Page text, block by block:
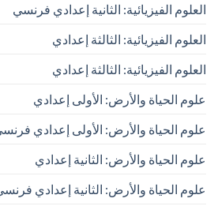
العلوم الفيزيائية: الثانية إعدادي فرنسي
العلوم الفيزيائية: الثالثة إعدادي
العلوم الفيزيائية: الثالثة إعدادي
علوم الحياة والأرض: الأولى إعدادي
علوم الحياة والأرض: الأولى إعدادي
علوم الحياة والأرض: الثانية إعدادي
علوم الحياة والأرض: الثانية إعدادي